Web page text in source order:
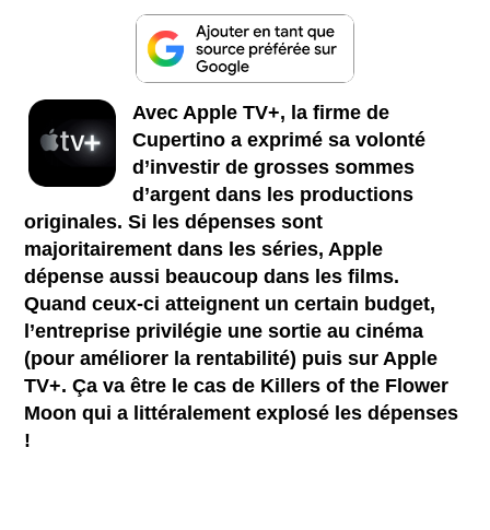
Avec Apple TV+, la firme de
Cupertino a exprimé sa volonté
d’investir de grosses sommes
d’argent dans les productions
originales. Si les dépenses sont
majoritairement dans les séries, Apple
dépense aussi beaucoup dans les films.
Quand ceux-ci atteignent un certain budget,
l’entreprise privilégie une sortie au cinéma
(pour améliorer la rentabilité) puis sur Apple
TV+. Ça va être le cas de Killers of the Flower
Moon qui a littéralement explosé les dépenses
!